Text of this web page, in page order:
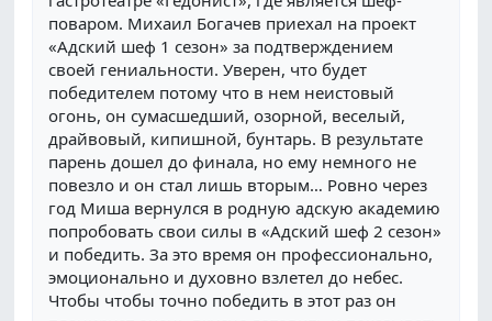
поваром. Михаил Богачев приехал на проект
«Адский шеф 1 сезон» за подтверждением
своей гениальности. Уверен, что будет
победителем потому что в нем неистовый
огонь, он сумасшедший, озорной, веселый,
драйвовый, кипишной, бунтарь. В результате
парень дошел до финала, но ему немного не
повезло и он стал лишь вторым… Ровно через
год Миша вернулся в родную адскую академию
попробовать свои силы в «Адский шеф 2 сезон»
и победить. За это время он профессионально,
эмоционально и духовно взлетел до небес.
Чтобы чтобы точно победить в этот раз он